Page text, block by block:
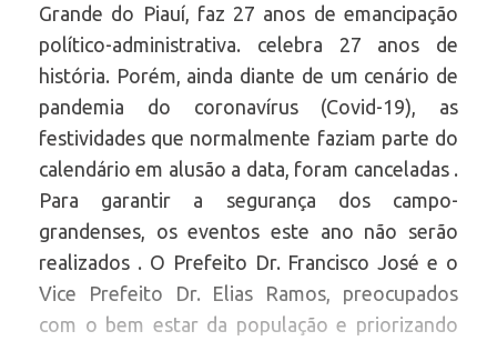
Grande do Piauí, faz 27 anos de emancipação
político-administrativa. celebra 27 anos de
história. Porém, ainda diante de um cenário de
pandemia do coronavírus (Covid-19), as
festividades que normalmente faziam parte do
calendário em alusão a data, foram canceladas .
Para garantir a segurança dos campo-
grandenses, os eventos este ano não serão
realizados . O Prefeito Dr. Francisco José e o
Vice Prefeito Dr. Elias Ramos, preocupados
com o bem estar da população e priorizando